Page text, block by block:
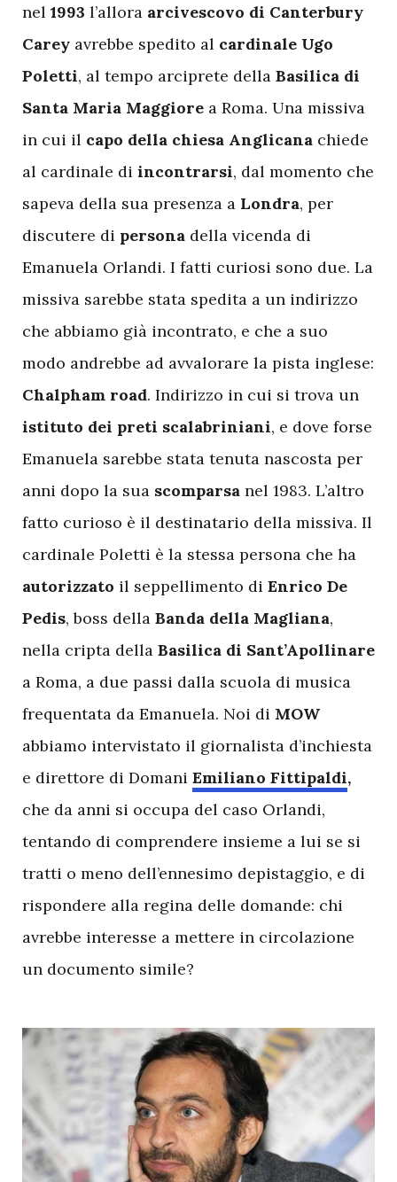
nel 1993 l’allora arcivescovo di Canterbury
Carey avrebbe spedito al cardinale Ugo
Poletti, al tempo arciprete della Basilica di
Santa Maria Maggiore a Roma. Una missiva
in cui il capo della chiesa Anglicana chiede
al cardinale di incontrarsi, dal momento che
sapeva della sua presenza a Londra, per
discutere di persona della vicenda di
Emanuela Orlandi. I fatti curiosi sono due. La
missiva sarebbe stata spedita a un indirizzo
che abbiamo già incontrato, e che a suo
modo andrebbe ad avvalorare la pista inglese:
Chalpham road. Indirizzo in cui si trova un
istituto dei preti scalabriniani, e dove forse
Emanuela sarebbe stata tenuta nascosta per
anni dopo la sua scomparsa nel 1983. L’altro
fatto curioso è il destinatario della missiva. Il
cardinale Poletti è la stessa persona che ha
autorizzato il seppellimento di Enrico De
Pedis, boss della Banda della Magliana,
nella cripta della Basilica di Sant’Apollinare
a Roma, a due passi dalla scuola di musica
frequentata da Emanuela. Noi di MOW
abbiamo intervistato il giornalista d’inchiesta
e direttore di Domani Emiliano Fittipaldi,
che da anni si occupa del caso Orlandi,
tentando di comprendere insieme a lui se si
tratti o meno dell’ennesimo depistaggio, e di
rispondere alla regina delle domande: chi
avrebbe interesse a mettere in circolazione
un documento simile?